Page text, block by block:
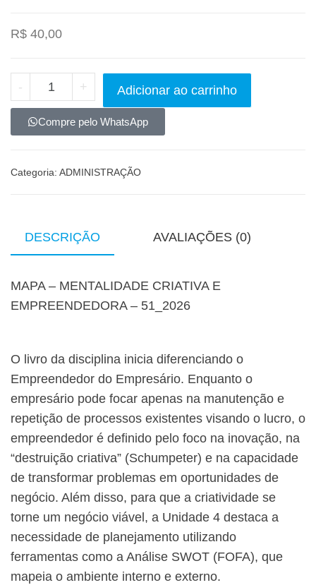
R$ 40,00
- + Adicionar ao carrinho
Compre pelo WhatsApp
Categoria: ADMINISTRAÇÃO
DESCRIÇÃO AVALIAÇÕES (0)
MAPA – MENTALIDADE CRIATIVA E
EMPREENDEDORA – 51_2026
O livro da disciplina inicia diferenciando o
Empreendedor do Empresário. Enquanto o
empresário pode focar apenas na manutenção e
repetição de processos existentes visando o lucro, o
empreendedor é definido pelo foco na inovação, na
“destruição criativa” (Schumpeter) e na capacidade
de transformar problemas em oportunidades de
negócio. Além disso, para que a criatividade se
torne um negócio viável, a Unidade 4 destaca a
necessidade de planejamento utilizando
ferramentas como a Análise SWOT (FOFA), que
mapeia o ambiente interno e externo.